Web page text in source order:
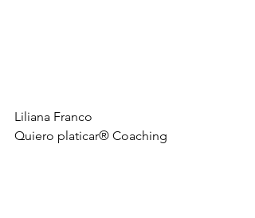
Liliana Franco
Quiero platicar® Coaching